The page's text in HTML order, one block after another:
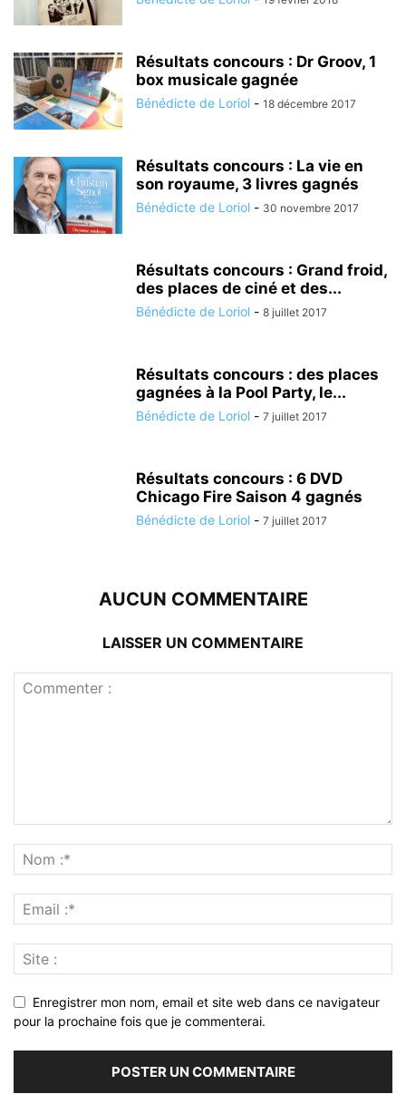
Résultats concours : Dr Groov, 1
box musicale gagnée
Bénédicte de Loriol - 18 décembre 2017
Résultats concours : La vie en
son royaume, 3 livres gagnés
Bénédicte de Loriol - 30 novembre 2017
Résultats concours : Grand froid,
des places de ciné et des...
Bénédicte de Loriol - 8 juillet 2017
Résultats concours : des places
gagnées à la Pool Party, le...
Bénédicte de Loriol - 7 juillet 2017
Résultats concours : 6 DVD
Chicago Fire Saison 4 gagnés
Bénédicte de Loriol - 7 juillet 2017
AUCUN COMMENTAIRE
LAISSER UN COMMENTAIRE
Enregistrer mon nom, email et site web dans ce navigateur
pour la prochaine fois que je commenterai.